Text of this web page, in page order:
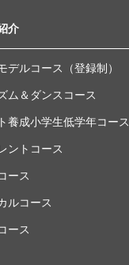
介
デルコース（登録制）
ム＆ダンスコース
養成小学生低学年コース
ントコース
ース
ルコース
ース